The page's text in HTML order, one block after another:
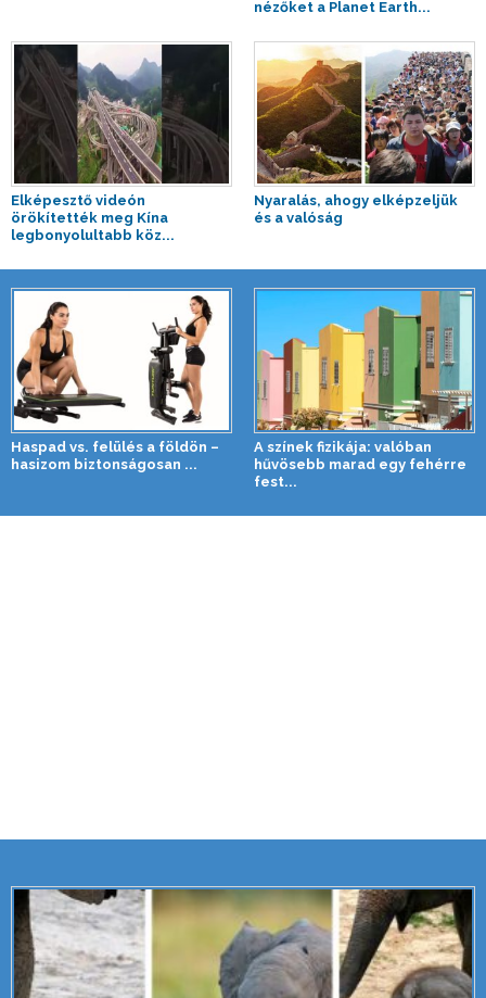
nézőket a Planet Earth...
Elképesztő videón
örökítették meg Kína
legbonyolultabb köz...
Nyaralás, ahogy elképzeljük
és a valóság
Haspad vs. felülés a földön –
hasizom biztonságosan ...
A színek fizikája: valóban
hűvösebb marad egy fehérre
fest...